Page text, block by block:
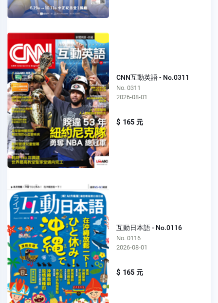
CNN互動英語 - No.0311
No. 0311
2026-08-01
$ 165 元
互動日本語 - No.0116
No. 0116
2026-08-01
$ 165 元